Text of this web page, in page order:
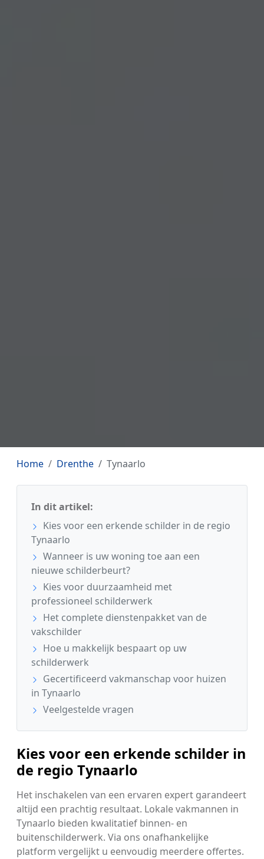
Home Drenthe Tynaarlo
In dit artikel:
Kies voor een erkende schilder in de regio
Tynaarlo
Wanneer is uw woning toe aan een
nieuwe schilderbeurt?
Kies voor duurzaamheid met
professioneel schilderwerk
Het complete dienstenpakket van de
vakschilder
Hoe u makkelijk bespaart op uw
schilderwerk
Gecertificeerd vakmanschap voor huizen
in Tynaarlo
Veelgestelde vragen
Kies voor een erkende schilder in
de regio Tynaarlo
Het inschakelen van een ervaren expert garandeert
altijd een prachtig resultaat. Lokale vakmannen in
Tynaarlo bieden kwalitatief binnen- en
buitenschilderwerk. Via ons onafhankelijke
platform vergelijkt u eenvoudig meerdere offertes.